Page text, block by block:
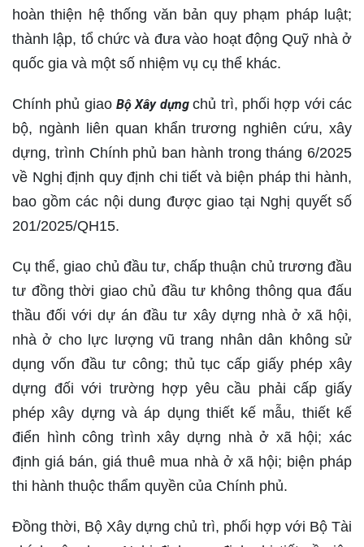
hoàn thiện hệ thống văn bản quy phạm pháp luật;
thành lập, tổ chức và đưa vào hoạt động Quỹ nhà ở
quốc gia và một số nhiệm vụ cụ thể khác.
Chính phủ giaoBộ Xây dựngchủ trì, phối hợp với các
bộ, ngành liên quan khẩn trương nghiên cứu, xây
dựng, trình Chính phủ ban hành trong tháng 6/2025
về Nghị định quy định chi tiết và biện pháp thi hành,
bao gồm các nội dung được giao tại Nghị quyết số
201/2025/QH15.
Cụ thể, giao chủ đầu tư, chấp thuận chủ trương đầu
tư đồng thời giao chủ đầu tư không thông qua đấu
thầu đối với dự án đầu tư xây dựng nhà ở xã hội,
nhà ở cho lực lượng vũ trang nhân dân không sử
dụng vốn đầu tư công; thủ tục cấp giấy phép xây
dựng đối với trường hợp yêu cầu phải cấp giấy
phép xây dựng và áp dụng thiết kế mẫu, thiết kế
điển hình công trình xây dựng nhà ở xã hội; xác
định giá bán, giá thuê mua nhà ở xã hội; biện pháp
thi hành thuộc thẩm quyền của Chính phủ.
Đồng thời, Bộ Xây dựng chủ trì, phối hợp với Bộ Tài